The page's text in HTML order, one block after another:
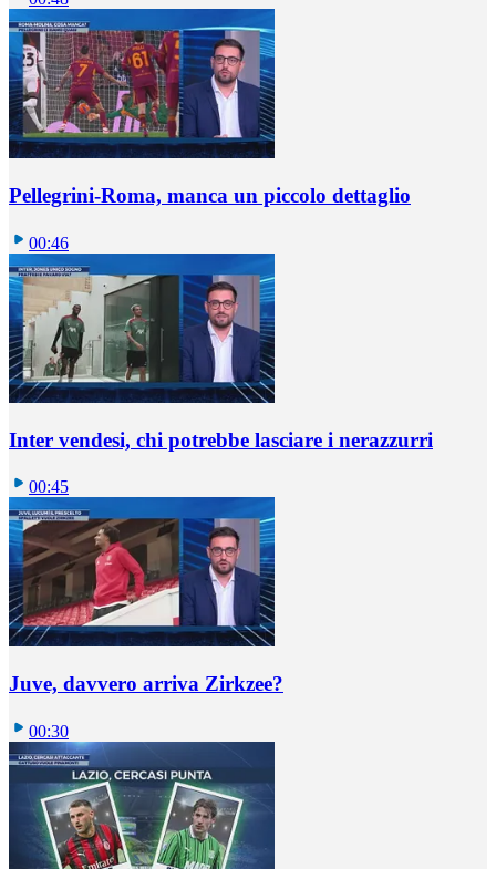
Pellegrini-Roma, manca un piccolo dettaglio
00:46
Inter vendesi, chi potrebbe lasciare i nerazzurri
00:45
Juve, davvero arriva Zirkzee?
00:30